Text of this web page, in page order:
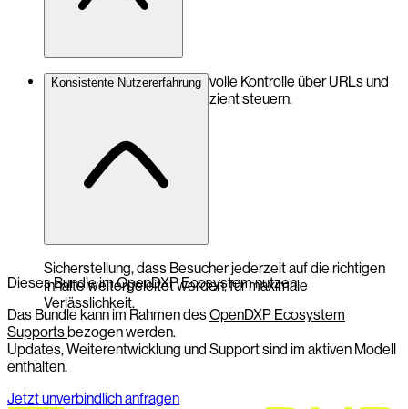
Unternehmen behalten die volle Kontrolle über URLs und
können diese stabil und effizient steuern.
Konsistente Nutzererfahrung
Sicherstellung, dass Besucher jederzeit auf die richtigen
Inhalte weitergeleitet werden, für maximale
Verlässlichkeit.
Dieses Bundle im OpenDXP Ecosystem nutzen
Das Bundle kann im Rahmen desOpenDXP Ecosystem
Supportsbezogen werden.
Updates, Weiterentwicklung und Support sind im aktiven Modell
enthalten.
Jetzt unverbindlich anfragen